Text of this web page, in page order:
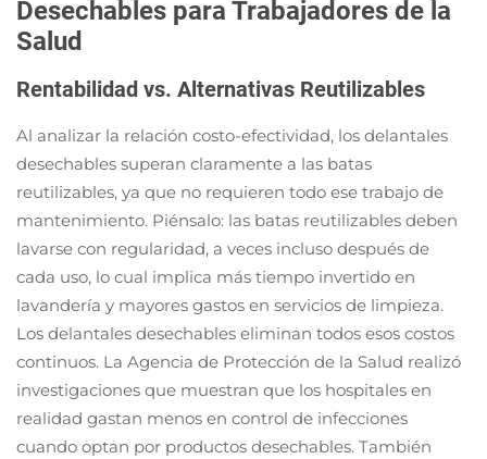
Desechables para Trabajadores de la
Salud
Rentabilidad vs. Alternativas Reutilizables
Al analizar la relación costo-efectividad, los delantales
desechables superan claramente a las batas
reutilizables, ya que no requieren todo ese trabajo de
mantenimiento. Piénsalo: las batas reutilizables deben
lavarse con regularidad, a veces incluso después de
cada uso, lo cual implica más tiempo invertido en
lavandería y mayores gastos en servicios de limpieza.
Los delantales desechables eliminan todos esos costos
continuos. La Agencia de Protección de la Salud realizó
investigaciones que muestran que los hospitales en
realidad gastan menos en control de infecciones
cuando optan por productos desechables. También